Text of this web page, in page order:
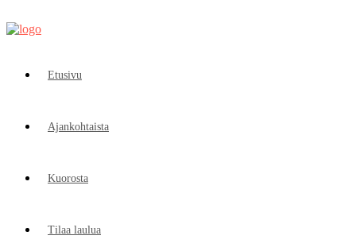
Etusivu
Ajankohtaista
Kuorosta
Tilaa laulua